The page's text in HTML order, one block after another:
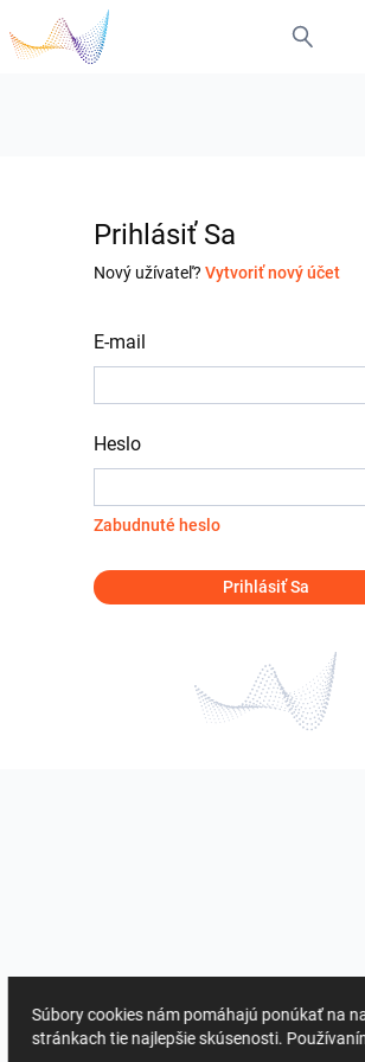
Prihlásiť Sa
Nový užívateľ? Vytvoriť nový účet
E-mail
Heslo
Zabudnuté heslo
Prihlásiť Sa
Súbory cookies nám pomáhajú ponúkať na
stránkach tie najlepšie skúsenosti.